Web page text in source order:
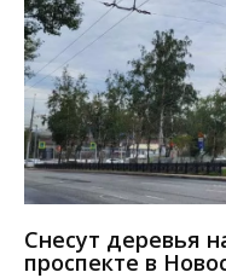
Снесут деревья
проспекте в